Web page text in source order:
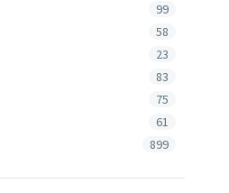
99
58
23
83
75
61
899